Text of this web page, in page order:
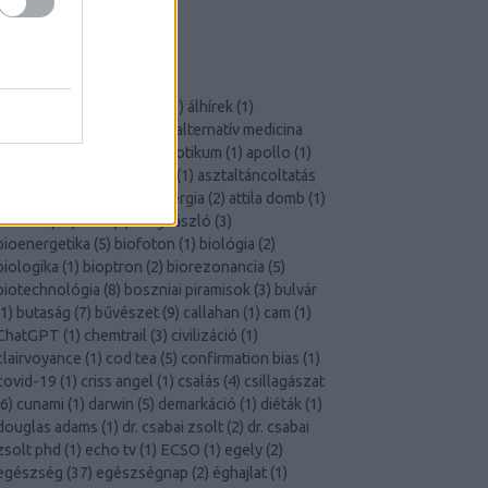
Társaság
) álhírek (1)
alternatív medicina
antibiotikum (1) apollo (1)
(1) asztaltáncoltatás
atomenergia (2) attila domb (1)
(14)aura(2)béky lászló (3)
(5) biofoton (1) biológia (2)
(1) bioptron (2) biorezonancia (5)
(8) boszniai piramisok (3) bulvár
1) butaság (7) bűvészet (9) callahan (1) cam (1)
(1) chemtrail (3) civilizáció (1)
(1) cod tea (5) confirmation bias (1)
19 (1) criss angel (1) csalás (4) csillagászat
6) cunami (1) darwin (5) demarkáció (1) diéták (1)
adams (1) dr. csabai zsolt (2) dr. csabai
phd (1) echo tv (1) ECSO (1) egely (2)
(37) egészségnap (2) éghajlat (1)